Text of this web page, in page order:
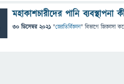
মহাকাশচারীদের পানি ব্যবস্থাপনা
30 ডিসেম্বর 2021 "জ্যোতির্বিজ্ঞান" বিভাগে জিজ্ঞাসা